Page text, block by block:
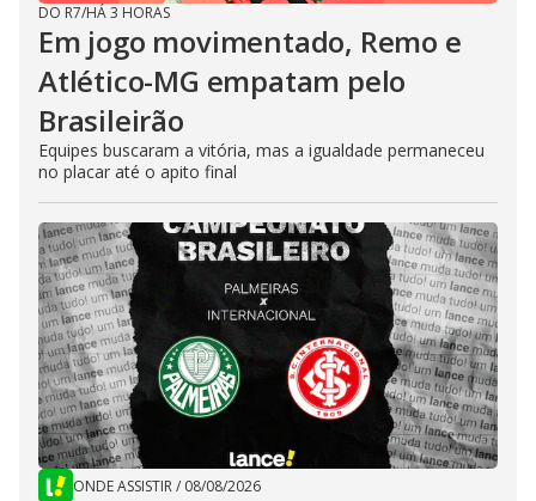
DO R7/HÁ 3 HORAS
Em jogo movimentado, Remo e
Atlético-MG empatam pelo
Brasileirão
Equipes buscaram a vitória, mas a igualdade permaneceu
no placar até o apito final
ONDE ASSISTIR/ 08/08/2026